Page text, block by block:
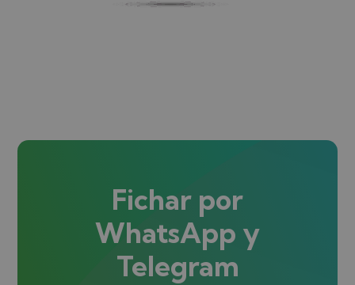
Fichar por
WhatsApp y
Telegram